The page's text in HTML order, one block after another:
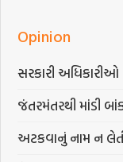
Opinion
સરકારી
જંતરમંતરથી માંડી
અટકવાનું નામ ન